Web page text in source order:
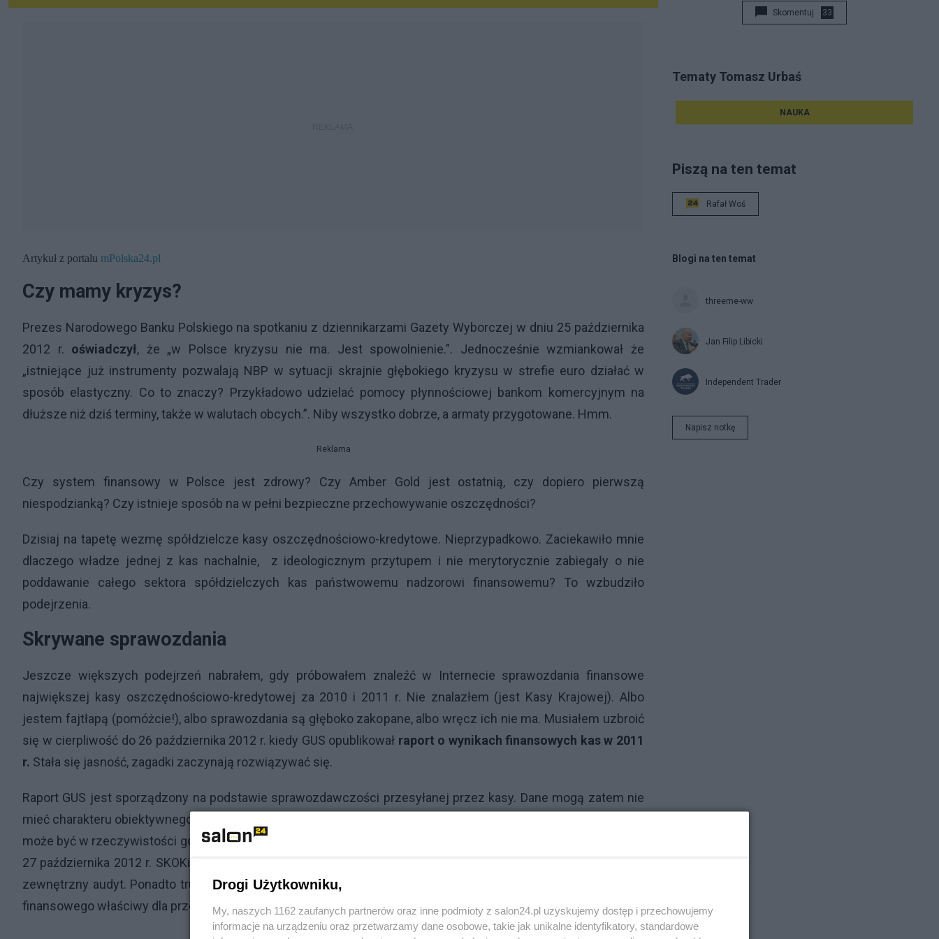
Artykuł z portalu mPolska24.pl
Czy mamy kryzys?
Prezes Narodowego Banku Polskiego na spotkaniu z dziennikarzami Gazety Wyborczej w dniu 25 października
2012 r. oświadczył, że „w Polsce kryzysu nie ma. Jest spowolnienie.”. Jednocześnie wzmiankował że
„istniejące już instrumenty pozwalają NBP w sytuacji skrajnie głębokiego kryzysu w strefie euro działać w
sposób elastyczny. Co to znaczy? Przykładowo udzielać pomocy płynnościowej bankom komercyjnym na
dłuższe niż dziś terminy, także w walutach obcych.”. Niby wszystko dobrze, a armaty przygotowane. Hmm.
Reklama
Czy system finansowy w Polsce jest zdrowy? Czy Amber Gold jest ostatnią, czy dopiero pierwszą
niespodzianką? Czy istnieje sposób na w pełni bezpieczne przechowywanie oszczędności?
Dzisiaj na tapetę wezmę spółdzielcze kasy oszczędnościowo-kredytowe. Nieprzypadkowo. Zaciekawiło mnie
dlaczego władze jednej z kas nachalnie, z ideologicznym przytupem i nie merytorycznie zabiegały o nie
poddawanie całego sektora spółdzielczych kas państwowemu nadzorowi finansowemu? To wzbudziło
podejrzenia.
Skrywane sprawozdania
Jeszcze większych podejrzeń nabrałem, gdy próbowałem znaleźć w Internecie sprawozdania finansowe
największej kasy oszczędnościowo-kredytowej za 2010 i 2011 r. Nie znalazłem (jest Kasy Krajowej). Albo
jestem fajtłapą (pomóżcie!), albo sprawozdania są głęboko zakopane, albo wręcz ich nie ma. Musiałem uzbroić
się w cierpliwość do 26 października 2012 r. kiedy GUS opublikował raport o wynikach finansowych kas w 2011
r. Stała się jasność, zagadki zaczynają rozwiązywać się.
Raport GUS jest sporządzony na podstawie sprawozdawczości przesyłanej przez kasy. Dane mogą zatem nie
mieć charakteru obiektywnego, a wyrażać życzenia organów zarządzających kasami. Innymi słowy sytuacja kas
może być w rzeczywistości gorsza niż wynikająca z na razie opublikowanych danych. Na razie, albowiem w dniu
27 października 2012 r. SKOKi trafiły pod
zewnętrzny audyt. Ponadto trudność w analizie sprawia stosowany przez kasy plan kont i układ sprawozdania
finansowego właściwy dla przemysłu i handlu, a nie dla banków, co czyni szereg rozważań przybliżonymi.
Skomentuj 33
Tematy Tomasz Urbaś
NAUKA
Piszą na ten temat
Rafał Woś
Blogi na ten temat
threeme-ww
Jan Filip Libicki
Independent Trader
Napisz notkę
Drogi Użytkowniku,
My, naszych 1162 zaufanych partnerów oraz inne podmioty z salon24.pl uzyskujemy dostęp i przechowujemy
informacje na urządzeniu oraz przetwarzamy dane osobowe, takie jak unikalne identyfikatory, standardowe